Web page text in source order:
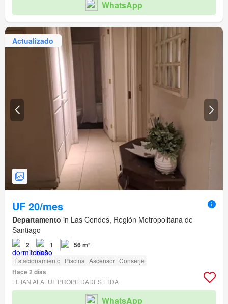
WhatsApp
Actualizado
UF 20/mes
Departamento in Las Condes, Región Metropolitana de
Santiago
2 1 56 m²
Estacionamiento Piscina Ascensor Conserje
Hace 2 días
LILIAN ALALUF PROPIEDADES LTDA
WhatsApp